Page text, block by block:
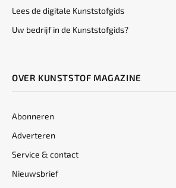
Lees de digitale Kunststofgids
Uw bedrijf in de Kunststofgids?
OVER KUNSTSTOF MAGAZINE
Abonneren
Adverteren
Service & contact
Nieuwsbrief